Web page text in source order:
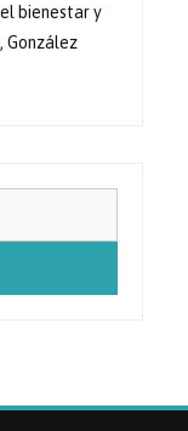
bienestar y
González